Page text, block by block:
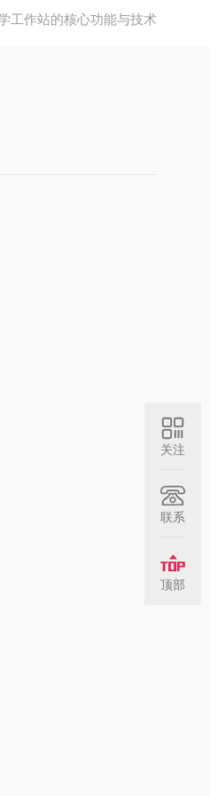
工作站的核心功能与技术
关注
联系
顶部